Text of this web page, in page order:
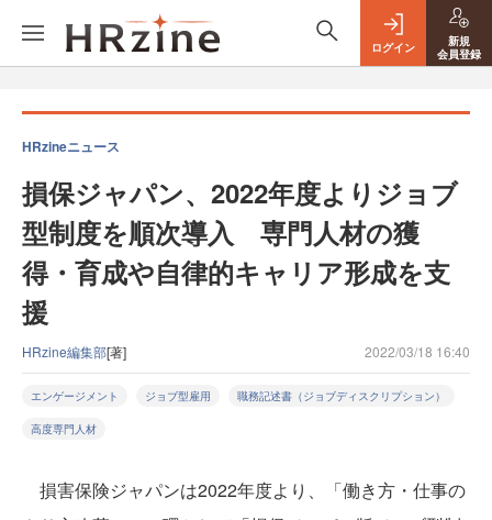
ログイン
新規
会員登録
HRzineニュース
損保ジャパン、2022年度よりジョブ
型制度を順次導入 専門人材の獲
得・育成や自律的キャリア形成を支
援
HRzine編集部[著] 2022/03/18 16:40
エンゲージメント ジョブ型雇用 職務記述書（ジョブディスクリプション）
高度専門人材
損害保険ジャパンは2022年度より、「働き方・仕事の